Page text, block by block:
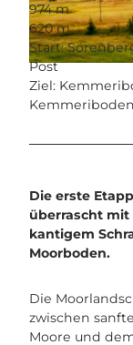
© Beat Brechbühl, UNESCO
974 m
620 m
Start:
Post
Ziel:
Kemmeriboden
Die erste
überrascht mit
kantigem
Moorboden.
Die
zwischen
Moore und